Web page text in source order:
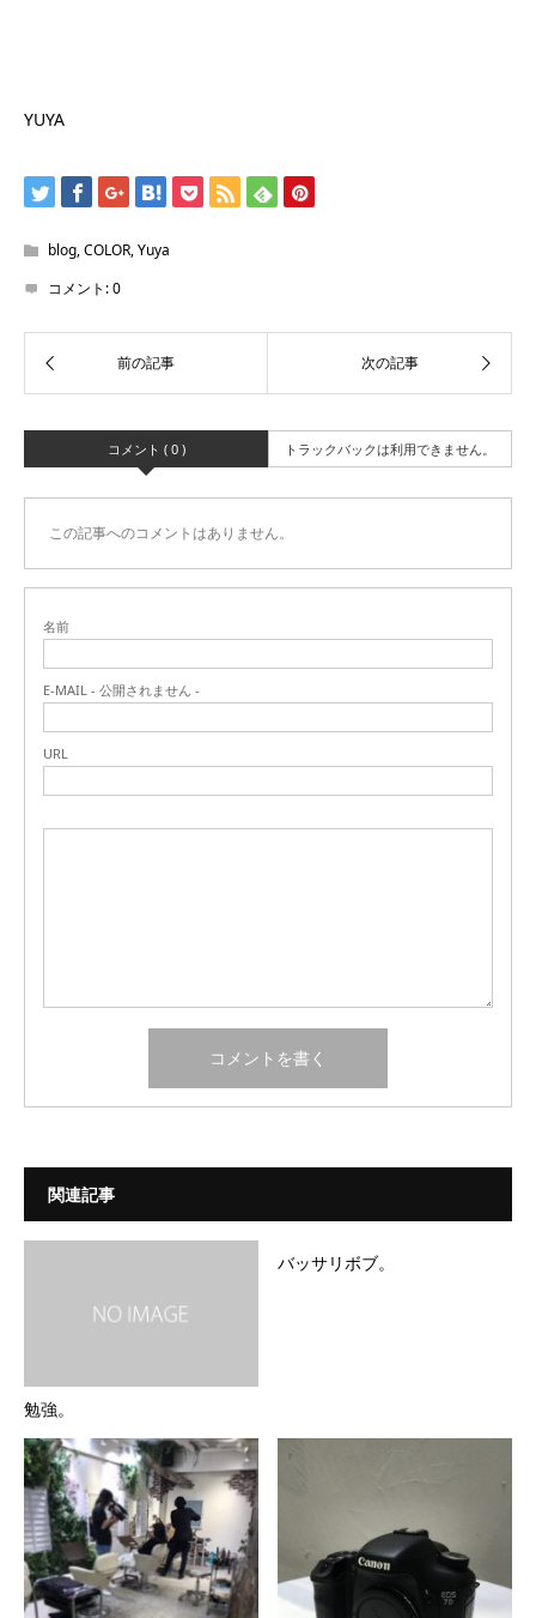
YUYA
blog,COLOR,Yuya
コメント:0
コメント ( 0 ) トラックバックは利用できません。
この記事へのコメントはありません。
名前
E-MAIL - 公開されません -
URL
関連記事
勉強。
バッサリボブ。